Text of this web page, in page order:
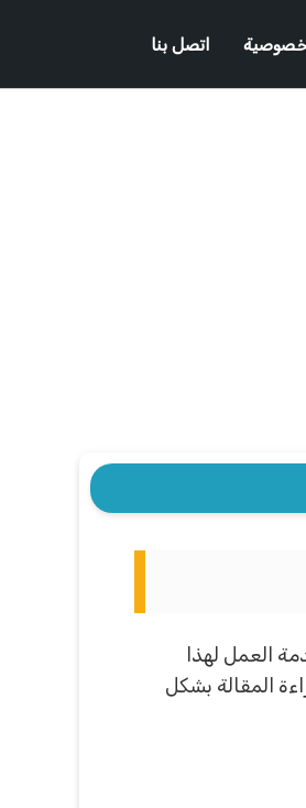
اتصل بنا
العمل لهذا
المقالة بشكل